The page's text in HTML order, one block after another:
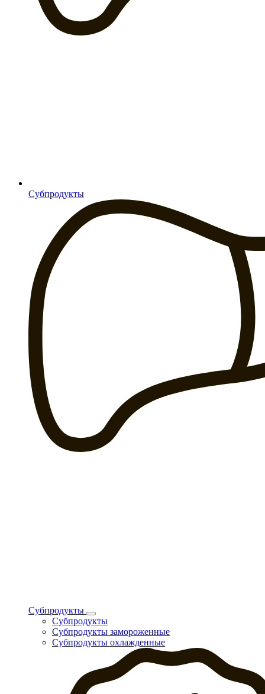
Субпродукты
Субпродукты
Субпродукты
Субпродукты замороженные
Субпродукты охлажденные